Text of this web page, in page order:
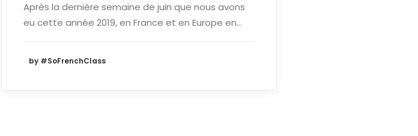
Après la dernière semaine de juin que nous avons
eu cette année 2019, en France et en Europe en…
by #SoFrenchClass